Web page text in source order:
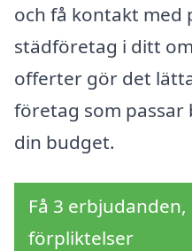
och få kontakt med
städföretag i ditt
offerter gör det
företag som passar
din budget.
Få 3
förpliktelser